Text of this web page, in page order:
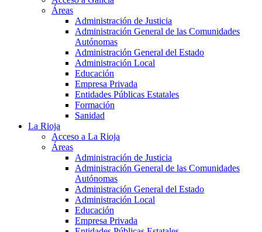
Áreas
Administración de Justicia
Administración General de las Comunidades
Autónomas
Administración General del Estado
Administración Local
Educación
Empresa Privada
Entidades Públicas Estatales
Formación
Sanidad
La Rioja
Acceso a La Rioja
Áreas
Administración de Justicia
Administración General de las Comunidades
Autónomas
Administración General del Estado
Administración Local
Educación
Empresa Privada